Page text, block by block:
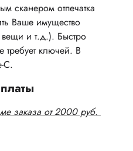
сканером отпечатка
Ваше имущество
и т.д.). Быстро
требует ключей. В
C.
заказа от 2000 руб.